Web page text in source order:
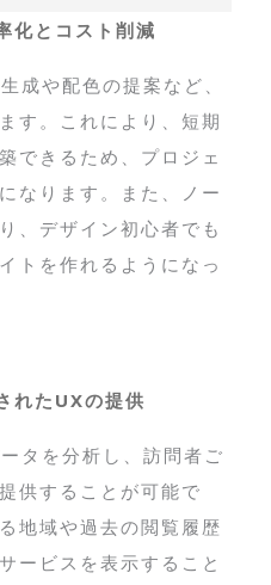
化とコスト削減
成や配色の提案など、
す。これにより、短期
できるため、プロジェ
なります。また、ノー
、デザイン初心者でも
トを作れるようになっ
れたUXの提供
タを分析し、訪問者ご
供することが可能で
地域や過去の閲覧履歴
ービスを表示すること